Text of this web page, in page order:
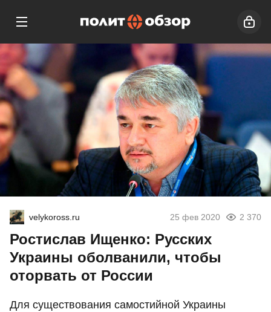
velykoross.ru 25 фев 2020 2 370
Ростислав Ищенко: Русских
Украины оболванили, чтобы
оторвать от России
Для существования самостийной Украины